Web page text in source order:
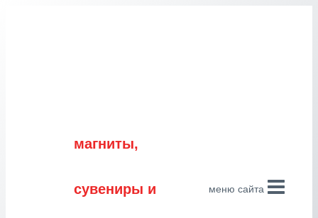
магниты,
сувениры и меню сайта